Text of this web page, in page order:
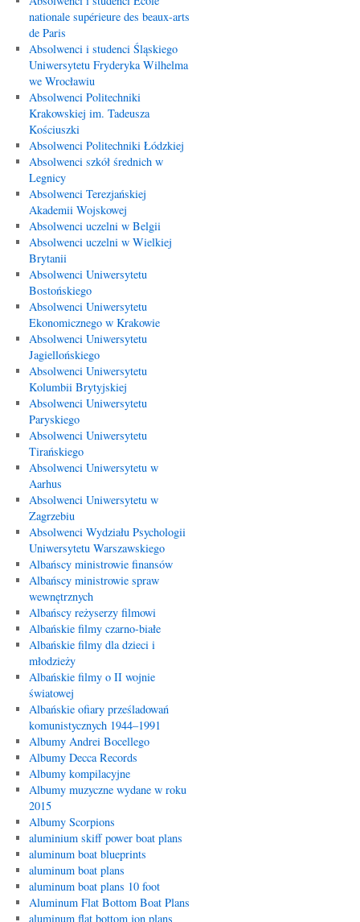
nationale supérieure des beaux-arts
de Paris
Absolwenci i studenci Śląskiego
Uniwersytetu Fryderyka Wilhelma
we Wrocławiu
Absolwenci Politechniki
Krakowskiej im. Tadeusza
Kościuszki
Absolwenci Politechniki Łódzkiej
Absolwenci szkół średnich w
Legnicy
Absolwenci Terezjańskiej
Akademii Wojskowej
Absolwenci uczelni w Belgii
Absolwenci uczelni w Wielkiej
Brytanii
Absolwenci Uniwersytetu
Bostońskiego
Absolwenci Uniwersytetu
Ekonomicznego w Krakowie
Absolwenci Uniwersytetu
Jagiellońskiego
Absolwenci Uniwersytetu
Kolumbii Brytyjskiej
Absolwenci Uniwersytetu
Paryskiego
Absolwenci Uniwersytetu
Tirańskiego
Absolwenci Uniwersytetu w
Aarhus
Absolwenci Uniwersytetu w
Zagrzebiu
Absolwenci Wydziału Psychologii
Uniwersytetu Warszawskiego
Albańscy ministrowie finansów
Albańscy ministrowie spraw
wewnętrznych
Albańscy reżyserzy filmowi
Albańskie filmy czarno-białe
Albańskie filmy dla dzieci i
młodzieży
Albańskie filmy o II wojnie
światowej
Albańskie ofiary prześladowań
komunistycznych 1944–1991
Albumy Andrei Bocellego
Albumy Decca Records
Albumy kompilacyjne
Albumy muzyczne wydane w roku
2015
Albumy Scorpions
aluminium skiff power boat plans
aluminum boat blueprints
aluminum boat plans
aluminum boat plans 10 foot
Aluminum Flat Bottom Boat Plans
aluminum flat bottom jon plans